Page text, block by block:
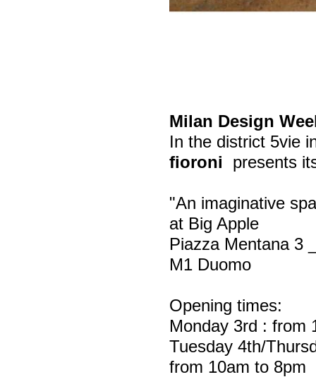
Milan Design
In the district 5vie
fioroni presents
"An imaginative
at Big Apple
Piazza Mentana 3
M1 Duomo
Opening times:
Monday 3rd : from
Tuesday 4th/
from 10am to 8pm